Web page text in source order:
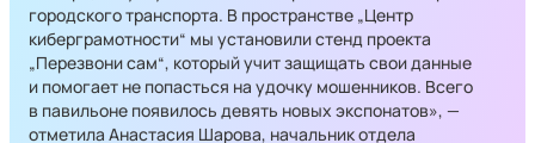
городского транспорта. В пространстве „Центр
киберграмотности“ мы установили стенд проекта
„Перезвони сам“, который учит защищать свои данные
и помогает не попасться на удочку мошенников. Всего
в павильоне появилось девять новых экспонатов», —
отметила Анастасия Шарова, начальник отдела